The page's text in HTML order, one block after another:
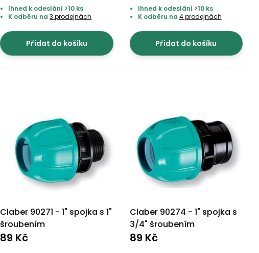
Ihned k odeslání >10 ks
K odběru na3 prodejnách
Přidat do košíku
Ihned k odeslání >10 ks
K odběru na 4 prodejnách
Přidat do košíku
Claber 90271 - 1" spojka s 1"
šroubením
89 Kč
Claber 90274 - 1" spojka s
3/4" šroubením
89 Kč